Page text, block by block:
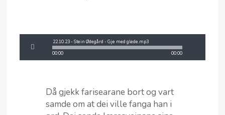
00:00 00:00
22.10.23 - Stein Ødegård - Gje med glede.mp3
Då gjekk farisearane bort og vart
samde om at dei ville fanga han i